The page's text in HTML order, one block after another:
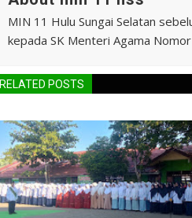
MIN 11 Hulu Sungai Selatan
kepada SK Menteri Agama
RELATED POSTS